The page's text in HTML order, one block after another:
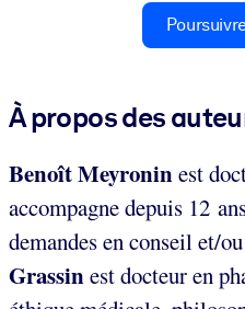
À propos des
Benoît Meyroninest
accompagne depuis 12
demandes en conseil et/
Grassinest docteur en